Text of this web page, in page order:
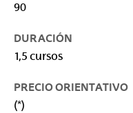
90
DURACIÓN
1,5 cursos
PRECIO ORIENTATIVO
(*)